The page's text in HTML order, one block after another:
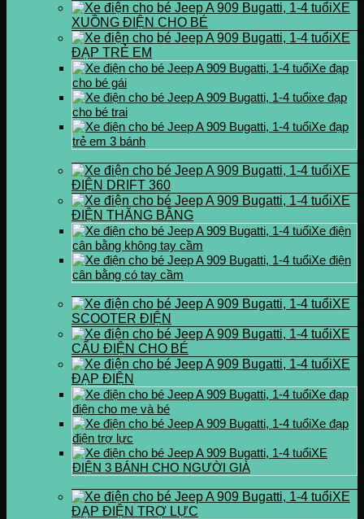
XE
XUỒNG ĐIỆN CHO BÉ
XE
ĐẠP TRẺ EM
Xe đạp
cho bé gái
xe đạp
cho bé trai
Xe đạp
trẻ em 3 bánh
XE
ĐIỆN DRIFT 360
XE
ĐIỆN THĂNG BẰNG
Xe điện
cân bằng không tay cầm
Xe điện
cân bằng có tay cầm
XE
SCOOTER ĐIỆN
XE
CẨU ĐIỆN CHO BÉ
XE
ĐẠP ĐIỆN
Xe đạp
điện cho mẹ và bé
Xe đạp
điện trợ lực
XE
ĐIỆN 3 BÁNH CHO NGƯỜI GIÀ
XE
ĐẠP ĐIỆN TRỢ LỰC